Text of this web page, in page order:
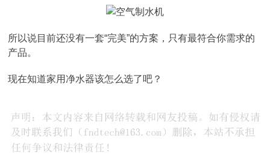
所以说目前还没有一套“完美”的方案，只有最符合你需求的
产品。
现在知道家用净水器该怎么选了吧？